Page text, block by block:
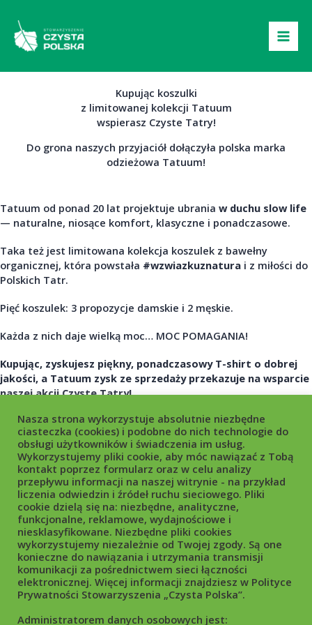
treści
Kupując koszulki
z limitowanej kolekcji Tatuum
wspierasz Czyste Tatry!
Do grona naszych przyjaciół dołączyła polska marka
odzieżowa Tatuum!
Tatuum od ponad 20 lat projektuje ubrania w duchu slow life
— naturalne, niosące komfort, klasyczne i ponadczasowe.
Taka też jest limitowana kolekcja koszulek z bawełny
organicznej, która powstała #wzwiazkuznatura i z miłości do
Polskich Tatr.
Pięć koszulek: 3 propozycje damskie i 2 męskie.
Każda z nich daje wielką moc… MOC POMAGANIA!
Kupując, zyskujesz piękny, ponadczasowy T-shirt o dobrej
jakości, a Tatuum zysk ze sprzedaży przekazuje na wsparcie
naszej akcji Czyste Tatry!
Dla Niej https://www.tatuum.com/pl/1313-czyste-tatry
Dla Niego https://www.tatuum.com/pl/1346-czyste-tatry
Zostańwdomuiskorzystaj z darmowej dostawyzakupów!
Nasza strona wykorzystuje absolutnie niezbędne
ciasteczka (cookies) i podobne do nich technologie do
obsługi użytkowników i świadczenia im usług.
Wykorzystujemy pliki cookie, aby móc nawiązać z Tobą
kontakt poprzez formularz oraz w celu analizy
przepływu informacji na naszej witrynie - na przykład
liczenia odwiedzin i źródeł ruchu sieciowego. Pliki
cookie dzielą się na: niezbędne, analityczne,
funkcjonalne, reklamowe, wydajnościowe i
niesklasyfikowane. Niezbędne pliki cookies
wykorzystujemy niezależnie od Twojej zgody. Są one
konieczne do nawiązania i utrzymania transmisji
komunikacji za pośrednictwem sieci łączności
elektronicznej. Więcej informacji znajdziesz w Polityce
Prywatności Stowarzyszenia „Czysta Polska”.
Administratorem danych osobowych jest: